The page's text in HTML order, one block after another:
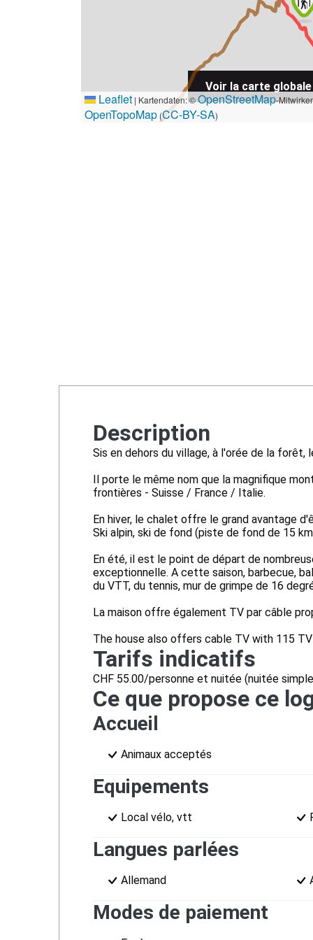
Leaflet | Kartendaten: ©OpenStreetMap-
OpenTopoMap (CC-BY-SA)
Voir la carte globale
Description
Sis en dehors du village, à l'orée de la
Il porte le même nom que la magnifique
frontières - Suisse / France / Italie.
En hiver, le chalet offre le grand avantage
Ski alpin, ski de fond (piste de fond de 15
En été, il est le point de départ de
exceptionnelle. A cette saison, barbecue,
du VTT, du tennis, mur de grimpe de 16
La maison offre également TV par câble
The house also offers cable TV with 115
Tarifs indicatifs
CHF 55.00/personne et nuitée (nuitée
Ce que propose ce
Accueil
Animaux acceptés
Equipements
Local vélo, vtt
Langues parlées
Allemand
Modes de paiement